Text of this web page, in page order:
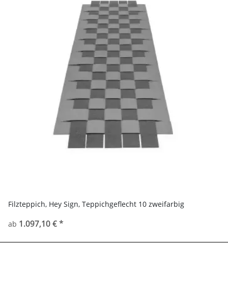
Filzteppich, Hey Sign, Teppichgeflecht 10 zweifarbig
ab 1.097,10 €*